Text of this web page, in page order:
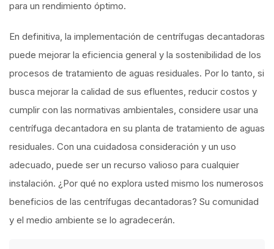
para un rendimiento óptimo.
En definitiva, la implementación de centrífugas decantadoras
puede mejorar la eficiencia general y la sostenibilidad de los
procesos de tratamiento de aguas residuales. Por lo tanto, si
busca mejorar la calidad de sus efluentes, reducir costos y
cumplir con las normativas ambientales, considere usar una
centrífuga decantadora en su planta de tratamiento de aguas
residuales. Con una cuidadosa consideración y un uso
adecuado, puede ser un recurso valioso para cualquier
instalación. ¿Por qué no explora usted mismo los numerosos
beneficios de las centrífugas decantadoras? Su comunidad
y el medio ambiente se lo agradecerán.